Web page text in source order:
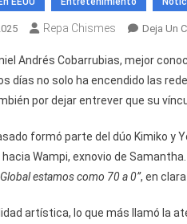
Repa Chismes Deja Un
Andrés Cobarrubias, mejor
días no solo ha encendido las
por dejar entrever que su
formó parte del dúo Kimiko y
Wampi, exnovio de
estamos como 70 a 0”, en
artística, lo que más llamó la